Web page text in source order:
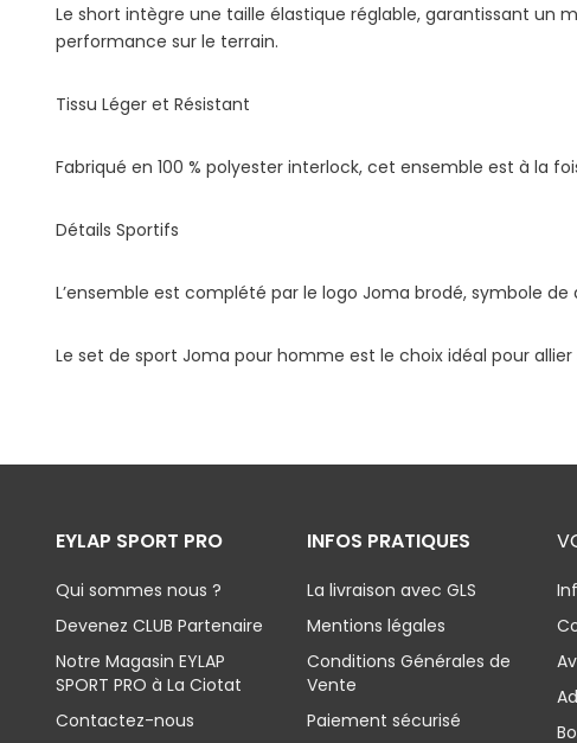
Le short intègre une taille élastique réglable, garantissant un
performance sur le terrain.
Tissu Léger et Résistant
Fabriqué en 100 % polyester interlock, cet ensemble est à la
Détails Sportifs
L’ensemble est complété par le logo Joma brodé, symbole
Le set de sport Joma pour homme est le choix idéal pour
EYLAP SPORT PRO
Qui sommes nous ?
Devenez CLUB Partenaire
Notre Magasin EYLAP
SPORT PRO à La Ciotat
Contactez-nous
INFOS PRATIQUES
La livraison avec GLS
Mentions légales
Conditions Générales de
Vente
Paiement sécurisé